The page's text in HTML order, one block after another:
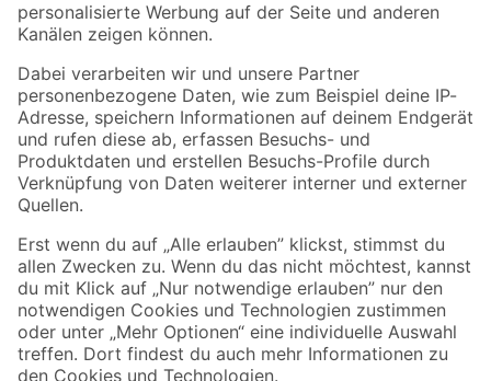
Folge uns
Zahlungsarten Versandarten
Sicher einkaufen
Jetzt die toom-App herunterladen